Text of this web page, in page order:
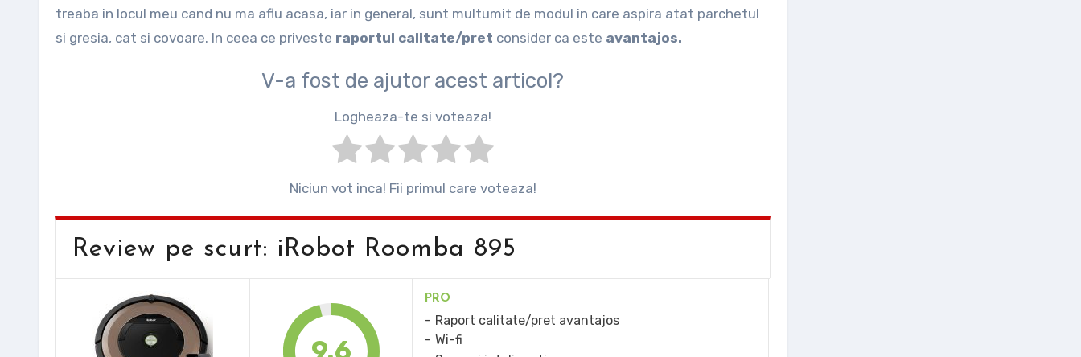
treaba in locul meu cand nu ma aflu acasa, iar in general, sunt multumit de modul in care aspira atat parchetul
si gresia, cat si covoare. In ceea ce priveste raportul calitate/pret consider ca este avantajos.
V-a fost de ajutor acest articol?
Logheaza-te si voteaza!
Niciun vot inca! Fii primul care voteaza!
Review pe scurt: iRobot Roomba 895
PRO
Raport calitate/pret avantajos
Wi-fi